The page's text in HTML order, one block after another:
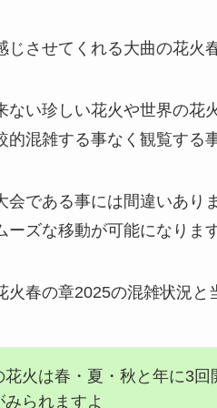
させてくれる大曲の花火
ない珍しい花火や世界の
混雑する事なく観覧する
会である事には間違いあ
ズな移動が可能になりま
火春の章2025の混雑状況と
花火は春・夏・秋と年に3
みられますよ